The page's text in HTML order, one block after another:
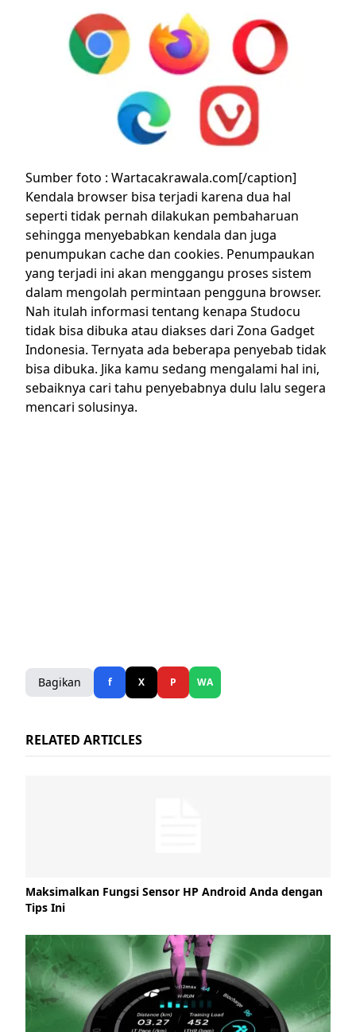
Sumber foto : Wartacakrawala.com[/caption]
Kendala browser bisa terjadi karena dua hal
seperti tidak pernah dilakukan pembaharuan
sehingga menyebabkan kendala dan juga
penumpukan cache dan cookies. Penumpaukan
yang terjadi ini akan menggangu proses sistem
dalam mengolah permintaan pengguna browser.
Nah itulah informasi tentang kenapa Studocu
tidak bisa dibuka atau diakses dari Zona Gadget
Indonesia. Ternyata ada beberapa penyebab tidak
bisa dibuka. Jika kamu sedang mengalami hal ini,
sebaiknya cari tahu penyebabnya dulu lalu segera
mencari solusinya.
Bagikan f X P WA
RELATED ARTICLES
Maksimalkan Fungsi Sensor HP Android Anda dengan
Tips Ini